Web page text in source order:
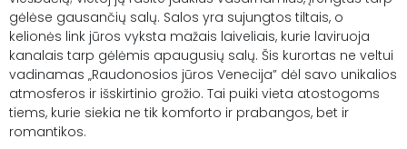
gėlėse gausančių salų. Salos yra sujungtos tiltais, o
kelionės link jūros vyksta mažais laiveliais, kurie laviruoja
kanalais tarp gėlėmis apaugusių salų. Šis kurortas ne veltui
vadinamas „Raudonosios jūros Venecija” dėl savo unikalios
atmosferos ir išskirtinio grožio. Tai puiki vieta atostogoms
tiems, kurie siekia ne tik komforto ir prabangos, bet ir
romantikos.